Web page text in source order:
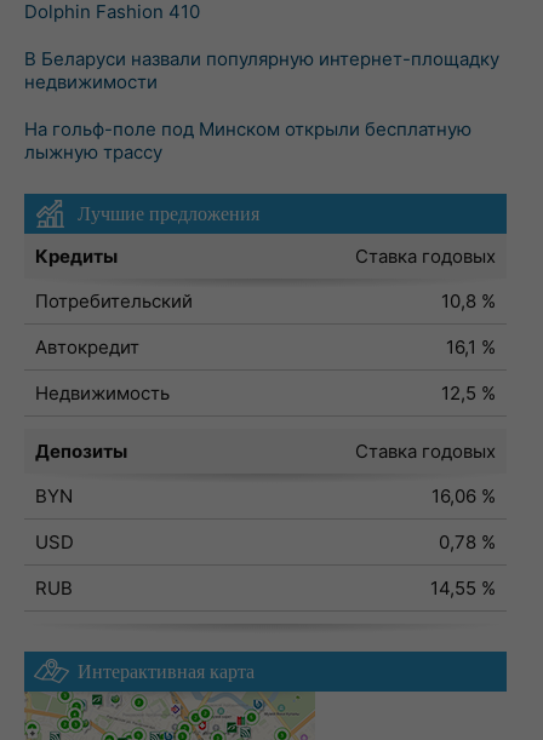
Dolphin Fashion 410
В Беларуси назвали популярную интернет-площадку
недвижимости
На гольф-поле под Минском открыли бесплатную
лыжную трассу
Лучшие предложения
Кредиты
Ставка годовых
Потребительский
10,8 %
Автокредит
16,1 %
Недвижимость
12,5 %
Депозиты
Ставка годовых
BYN
16,06 %
USD
0,78 %
RUB
14,55 %
Интерактивная карта